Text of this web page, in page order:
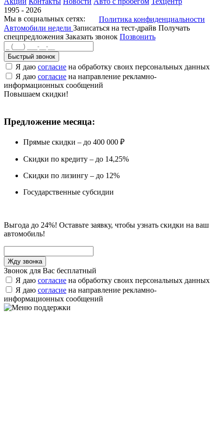
1995 - 2026
Мы в социальных сетях:
Политика конфиденциальности
Автомобили недели Записаться на тест-драйв Получать
спецпредложения Заказать звонок Позвонить
Быстрый звонок
Я даю согласие на обработку своих персональных данных
Я даю согласие на направление рекламно-
информационных сообщений
Повышаем скидки!
Предложение месяца:
Прямые скидки – до 400 000 ₽
Скидки по кредиту – до 14,25%
Скидки по лизингу – до 12%
Государственные субсидии
Выгода до 24%! Оставьте заявку, чтобы узнать скидки на ваш
автомобиль!
Звонок для Вас бесплатный
Я даю согласие на обработку своих персональных данных
Я даю согласие на направление рекламно-
информационных сообщений